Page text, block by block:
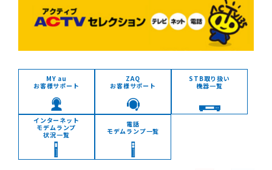
MY au
お客様サポート
ZAQ
お客様サポート
STB取り扱い
機器一覧
インターネット
モデムランプ
状況一覧
電話
モデムランプ一覧